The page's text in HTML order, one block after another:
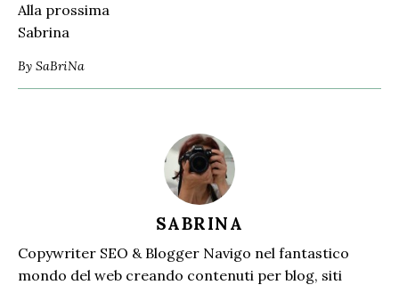
Alla prossima
Sabrina
By SaBriNa
SABRINA
Copywriter SEO & Blogger Navigo nel fantastico
mondo del web creando contenuti per blog, siti